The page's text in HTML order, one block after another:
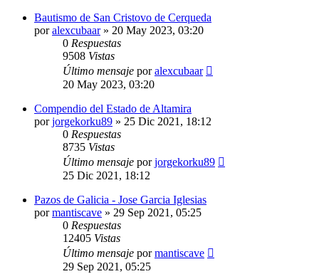
Bautismo de San Cristovo de Cerqueda
poralexcubaar» 20 May 2023, 03:20
0 Respuestas
9508 Vistas
Último mensaje poralexcubaar
20 May 2023, 03:20
Compendio del Estado de Altamira
porjorgekorku89 » 25 Dic 2021, 18:12
0 Respuestas
8735 Vistas
Último mensaje porjorgekorku89
25 Dic 2021, 18:12
Pazos de Galicia - Jose Garcia Iglesias
pormantiscave » 29 Sep 2021, 05:25
0 Respuestas
12405 Vistas
Último mensaje pormantiscave
29 Sep 2021, 05:25